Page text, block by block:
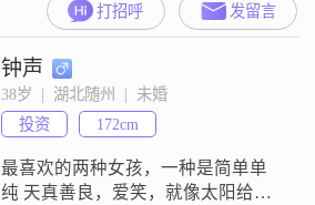
打招呼 发留言
钟声
38岁  |  湖北随州  |  未婚
投资
172cm
最喜欢的两种女孩，一种是简单单
纯 天真善良，爱笑，就像太阳给人